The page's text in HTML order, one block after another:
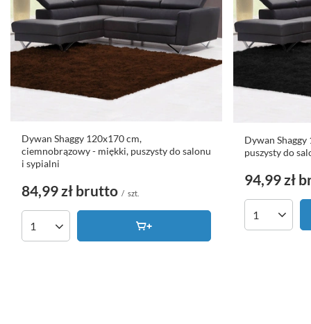
Dywan Shaggy 120x170 cm,
ciemnobrązowy - miękki, puszysty do salonu
i sypialni
84,99 zł brutto / szt.
Ilość produktów
Dywan
puszysty do
94,99 zł
Ilość